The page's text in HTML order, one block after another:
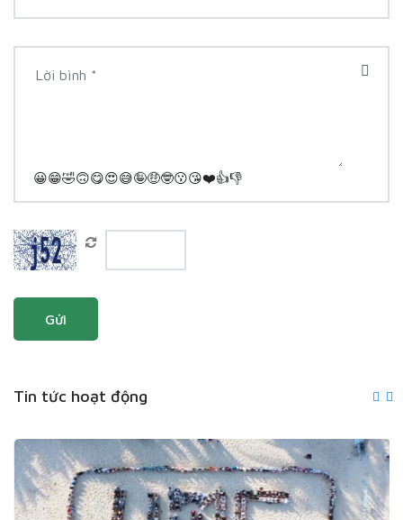
😀😁🤣🙃😋😍😅🤪🤑🤓😗😘❤️👍👎
Gửi
Tin tức hoạt động